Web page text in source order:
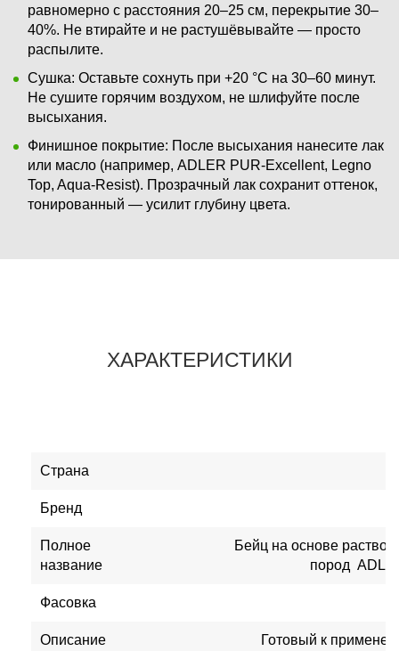
равномерно с расстояния 20–25 см, перекрытие 30–
40%. Не втирайте и не растушёвывайте — просто
распылите.
Сушка: Оставьте сохнуть при +20 °C на 30–60 минут.
Не сушите горячим воздухом, не шлифуйте после
высыхания.
Финишное покрытие: После высыхания нанесите лак
или масло (например, ADLER PUR-Excellent, Legno
Top, Aqua-Resist). Прозрачный лак сохранит оттенок,
тонированный — усилит глубину цвета.
ХАРАКТЕРИСТИКИ
Страна
Бренд
Полное
название
Бейц на основе
пород
Фасовка
Описание
Готовый к